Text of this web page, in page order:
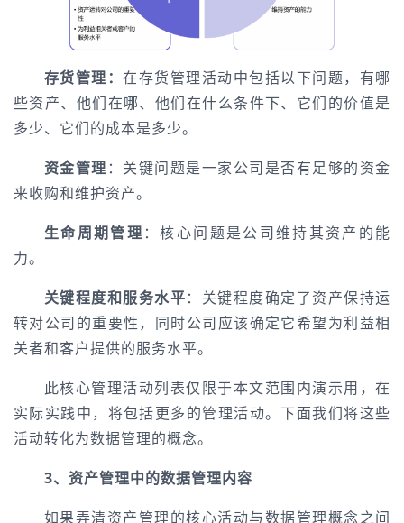
存货管理：在存货管理活动中包括以下问题，有哪
些资产、他们在哪、他们在什么条件下、它们的价值是
多少、它们的成本是多少。
资金管理 ：关键问题是一家公司是否有足够的资金
来收购和维护资产。
生命周期管理 ：核心问题是公司维持其资产的能
力。
关键程度和服务水平：关键程度确定了资产保持运
转对公司的重要性，同时公司应该确定它希望为利益相
关者和客户提供的服务水平。
此核心管理活动列表仅限于本文范围内演示用，在
实际实践中，将包括更多的管理活动。下面我们将这些
活动转化为数据管理的概念。
3、资产管理中的数据管理内容
如果弄清资产管理的核心活动与数据管理概念之间